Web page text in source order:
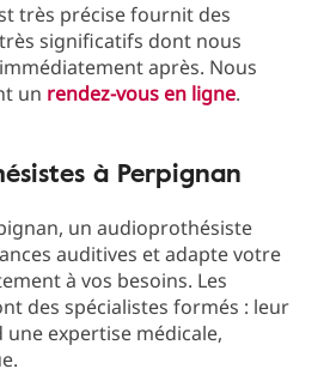
très précise fournit des
significatifs dont nous
après. Nous
un rendez-vous en ligne.
à Perpignan
un audioprothésiste
auditives et adapte votre
à vos besoins. Les
des spécialistes formés : leur
expertise médicale,